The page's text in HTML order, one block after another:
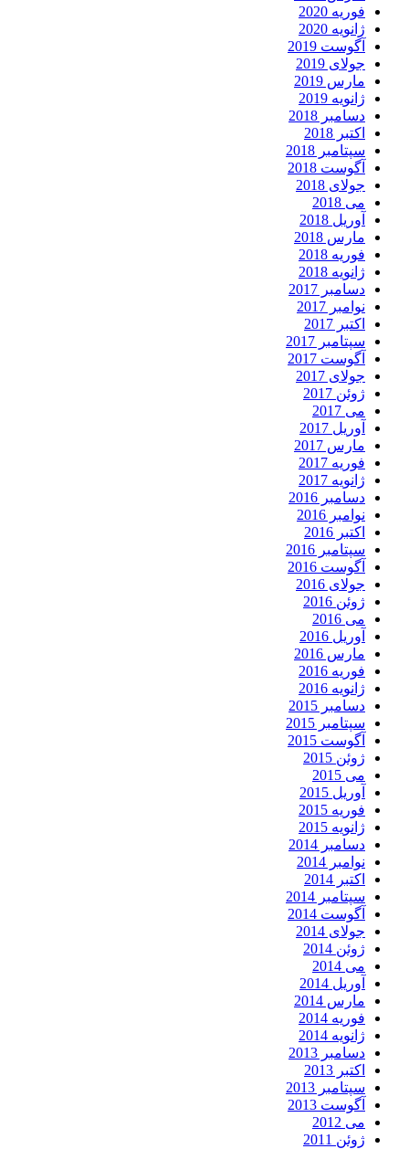
فوریه 2020
ژانویه 2020
آگوست 2019
جولای 2019
مارس 2019
ژانویه 2019
دسامبر 2018
اکتبر 2018
سپتامبر 2018
آگوست 2018
جولای 2018
می 2018
آوریل 2018
مارس 2018
فوریه 2018
ژانویه 2018
دسامبر 2017
نوامبر 2017
اکتبر 2017
سپتامبر 2017
آگوست 2017
جولای 2017
ژوئن 2017
می 2017
آوریل 2017
مارس 2017
فوریه 2017
ژانویه 2017
دسامبر 2016
نوامبر 2016
اکتبر 2016
سپتامبر 2016
آگوست 2016
جولای 2016
ژوئن 2016
می 2016
آوریل 2016
مارس 2016
فوریه 2016
ژانویه 2016
دسامبر 2015
سپتامبر 2015
آگوست 2015
ژوئن 2015
می 2015
آوریل 2015
فوریه 2015
ژانویه 2015
دسامبر 2014
نوامبر 2014
اکتبر 2014
سپتامبر 2014
آگوست 2014
جولای 2014
ژوئن 2014
می 2014
آوریل 2014
مارس 2014
فوریه 2014
ژانویه 2014
دسامبر 2013
اکتبر 2013
سپتامبر 2013
آگوست 2013
می 2012
ژوئن 2011